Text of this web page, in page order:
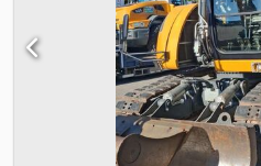
sales outside Germany (including
deposit of 10% of the sales price
the required documents (to be
be refunded to the customer! - --
NET EXPORT PRICE: €49,900,
Director (English / Turkish): Daniel ,
Justino , Ex-Yugoslavian: Melisa